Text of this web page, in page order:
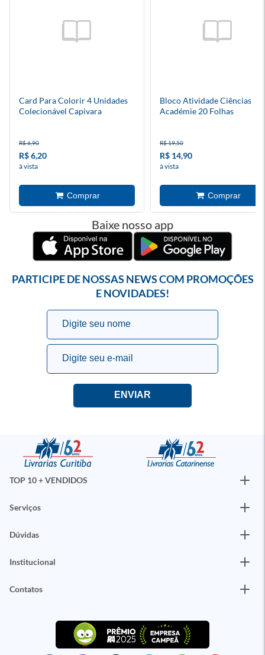
Card Para Colorir 4 Unidades
Colecionável Capivara
R$ 6,90
R$ 6,20
à vista
Bloco Atividade Ciências
Académie 20 Folhas
R$ 19,50
R$ 14,90
à vista
Baixe nosso app
PARTICIPE DE NOSSAS NEWS COM PROMOÇÕES
E NOVIDADES!
TOP 10 + VENDIDOS
Serviços
Dúvidas
Institucional
Contatos